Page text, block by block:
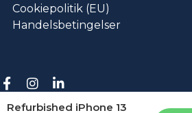
Refurbished iPhone 13
Cookiepolitik (EU)
Handelsbetingelser